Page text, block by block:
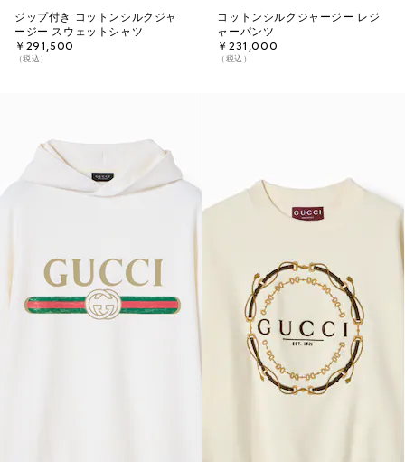
ジップ付き コットンシルクジャ
ージー スウェットシャツ
￥291,500
（税込）
コットンシルクジャージー レジ
ャーパンツ
￥231,000
（税込）